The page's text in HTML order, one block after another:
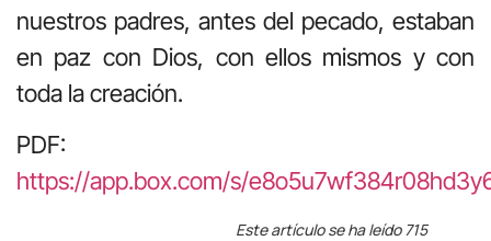
nuestros padres, antes del pecado, estaban
en paz con Dios, con ellos mismos y con
toda la creación.
PDF:
https://app.box.com/s/
Este artículo se ha leído 715